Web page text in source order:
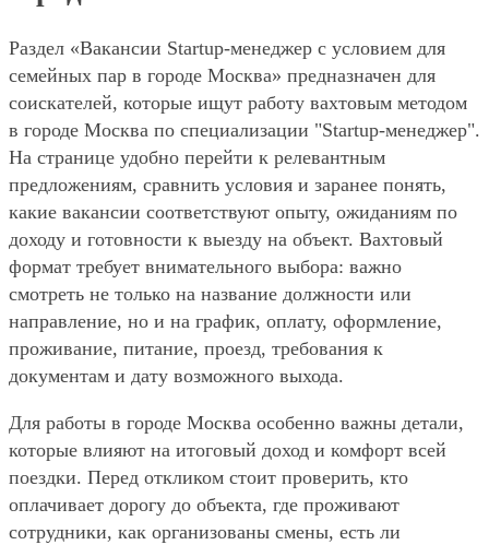
Раздел «Вакансии Startup-менеджер с условием для
семейных пар в городе Москва» предназначен для
соискателей, которые ищут работу вахтовым методом
в городе Москва по специализации "Startup-менеджер".
На странице удобно перейти к релевантным
предложениям, сравнить условия и заранее понять,
какие вакансии соответствуют опыту, ожиданиям по
доходу и готовности к выезду на объект. Вахтовый
формат требует внимательного выбора: важно
смотреть не только на название должности или
направление, но и на график, оплату, оформление,
проживание, питание, проезд, требования к
документам и дату возможного выхода.
Для работы в городе Москва особенно важны детали,
которые влияют на итоговый доход и комфорт всей
поездки. Перед откликом стоит проверить, кто
оплачивает дорогу до объекта, где проживают
сотрудники, как организованы смены, есть ли